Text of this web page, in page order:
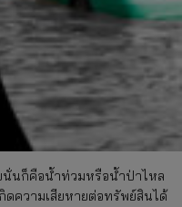
นก็คือน้ำท่วมหรือน้ำป่าไหล
ดความเสียหายต่อทรัพย์สินได้